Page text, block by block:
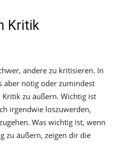
Kritik
andere zu kritisieren. In
aber nötig oder zumindest
zu äußern. Wichtig ist
irgendwie loszuwerden,
Was wichtig ist, wenn
zu äußern, zeigen dir die